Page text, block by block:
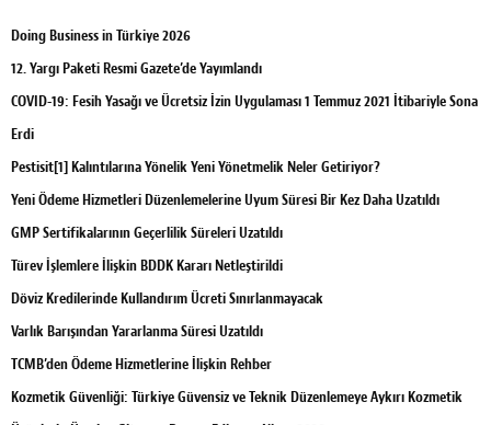
Doing Business in Türkiye 2026
12. Yargı Paketi Resmi Gazete’de Yayımlandı
COVID-19: Fesih Yasağı ve Ücretsiz İzin Uygulaması 1 Temmuz 2021 İtibariyle Sona
Erdi
Pestisit[1] Kalıntılarına Yönelik Yeni Yönetmelik Neler Getiriyor?
Yeni Ödeme Hizmetleri Düzenlemelerine Uyum Süresi Bir Kez Daha Uzatıldı
GMP Sertifikalarının Geçerlilik Süreleri Uzatıldı
Türev İşlemlere İlişkin BDDK Kararı Netleştirildi
Döviz Kredilerinde Kullandırım Ücreti Sınırlanmayacak
Varlık Barışından Yararlanma Süresi Uzatıldı
TCMB’den Ödeme Hizmetlerine İlişkin Rehber
Kozmetik Güvenliği: Türkiye Güvensiz ve Teknik Düzenlemeye Aykırı Kozmetik